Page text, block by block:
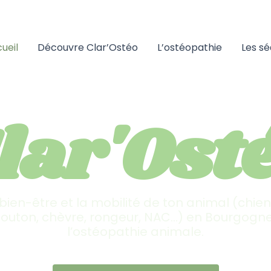
Découvre Clar’Ostéo L’ostéopathie Les
Ostéopathe pour animaux